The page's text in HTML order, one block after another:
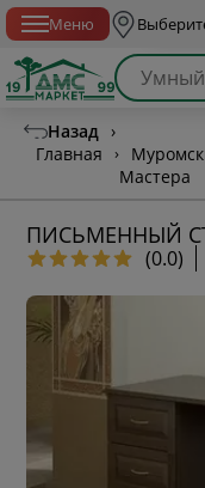
Меню
Назад ›
Главная
›
Мастера
ПИСЬМЕННЫЙ
(0.0)